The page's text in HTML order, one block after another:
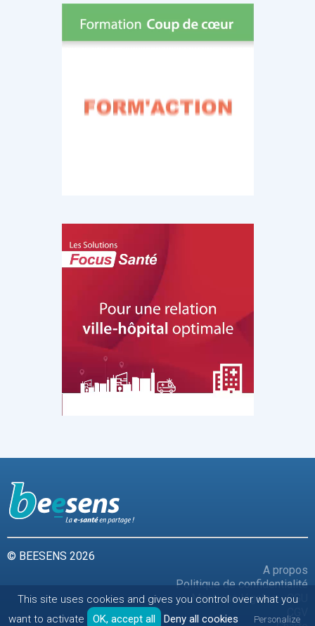
© BEESENS 2026
A propos
Politique de confidentialité
Mentions légales - CGU
CGV
This site uses cookies and gives you control over what you
want to activate
OK, accept all Deny all cookies Personalize